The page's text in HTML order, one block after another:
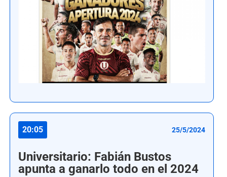
20:05 25/5/2024
Universitario: Fabián Bustos
apunta a ganarlo todo en el 2024